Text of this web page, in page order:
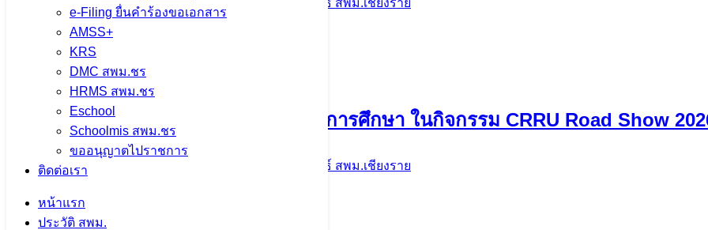
e-Filing ยื่นคำร้องขอเอกสาร
AMSS+
KRS
DMC สพม.ชร
HRMS สพม.ชร
Eschool
Schoolmis สพม.ชร
ขออนุญาตไปราชการ
ติดต่อเรา
หน้าแรก
ประวัติ สพม.
เนื้อหาอื่นๆ
การประชุมคณะกรรมการขับเคลื่อนการนำเข้าข้อมูล OIT+ ประจำปีงบประมาณ พ.ศ.